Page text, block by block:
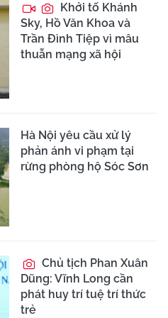
Khởi tố Khánh
Sky, Hồ Văn Khoa và
Trần Đình Tiệp vì mâu
thuẫn mạng xã hội
Hà Nội yêu cầu xử lý
phản ánh vi phạm tại
rừng phòng hộ Sóc Sơn
Chủ tịch Phan Xuân
Dũng: Vĩnh Long cần
phát huy trí tuệ trí thức
trẻ